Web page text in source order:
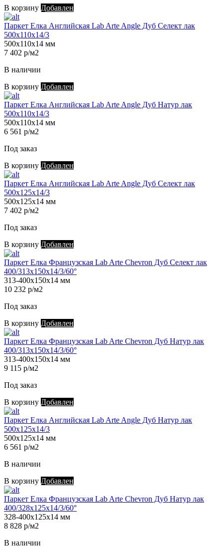
В корзину Добавлен
Паркет Елка Английская Lab Arte Angle Дуб Селект лак
500х110х14/3
500х110х14 мм
7 402 р/м2
В наличии
В корзину Добавлен
Паркет Елка Английская Lab Arte Angle Дуб Натур лак
500х110х14/3
500х110х14 мм
6 561 р/м2
Под заказ
В корзину Добавлен
Паркет Елка Английская Lab Arte Angle Дуб Селект лак
500х125х14/3
500х125х14 мм
7 402 р/м2
Под заказ
В корзину Добавлен
Паркет Елка Французская Lab Arte Chevron Дуб Селект лак
400/313х150х14/3/60°
313-400х150х14 мм
10 232 р/м2
Под заказ
В корзину Добавлен
Паркет Елка Французская Lab Arte Chevron Дуб Натур лак
400/313х150х14/3/60°
313-400х150х14 мм
9 115 р/м2
Под заказ
В корзину Добавлен
Паркет Елка Английская Lab Arte Angle Дуб Натур лак
500х125х14/3
500х125х14 мм
6 561 р/м2
В наличии
В корзину Добавлен
Паркет Елка Французская Lab Arte Chevron Дуб Натур лак
400/328х125х14/3/60°
328-400х125х14 мм
8 828 р/м2
В наличии